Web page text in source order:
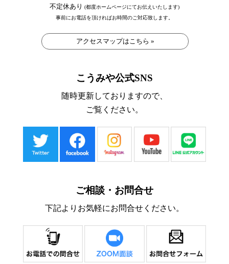
不定休あり (都度ホームページにてお伝えいたします)
事前にお電話を頂ければお時間のご対応致します。
アクセスマップはこちら »
こうみや公式SNS
随時更新しておりますので、
ご覧ください。
ご相談・お問合せ
下記よりお気軽にお問合せください。